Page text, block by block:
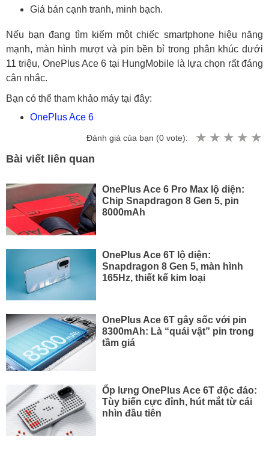
Giá bán cạnh tranh, minh bạch.
Nếu bạn đang tìm kiếm một chiếc smartphone hiệu năng
mạnh, màn hình mượt và pin bền bỉ trong phân khúc dưới
11 triệu, OnePlus Ace 6 tại HungMobile là lựa chọn rất đáng
cân nhắc.
Bạn có thể tham khảo máy tại đây:
OnePlus Ace 6
Đánh giá của bạn (0 vote):
Bài viết liên quan
OnePlus Ace 6 Pro Max lộ diện:
Chip Snapdragon 8 Gen 5, pin
8000mAh
OnePlus Ace 6T lộ diện:
Snapdragon 8 Gen 5, màn hình
165Hz, thiết kế kim loại
OnePlus Ace 6T gây sốc với pin
8300mAh: Là “quái vật” pin trong
tầm giá
Ốp lưng OnePlus Ace 6T độc đáo:
Tùy biến cực đỉnh, hút mắt từ cái
nhìn đầu tiên